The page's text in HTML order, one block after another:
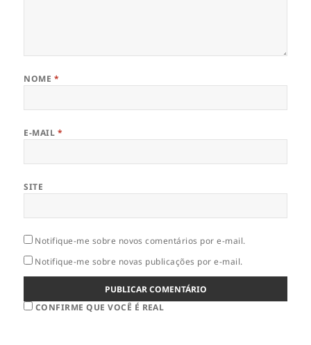
NOME *
E-MAIL *
SITE
Notifique-me sobre novos comentários por e-mail.
Notifique-me sobre novas publicações por e-mail.
CONFIRME QUE VOCÊ É REAL